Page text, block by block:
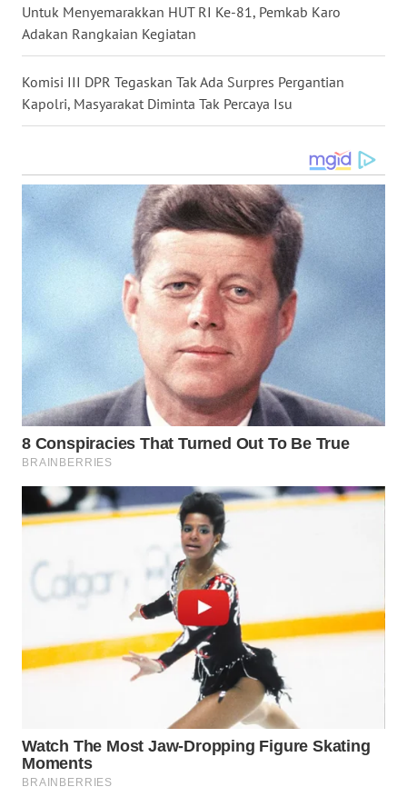
Untuk Menyemarakkan HUT RI Ke-81, Pemkab Karo
Adakan Rangkaian Kegiatan
Komisi III DPR Tegaskan Tak Ada Surpres Pergantian
Kapolri, Masyarakat Diminta Tak Percaya Isu
WN
SULUT
WN
MALUKU
WN
WN
DAIRI
NIAS
WN
WN
SELATAN
LESUNG
WN
SIMALUNGUN